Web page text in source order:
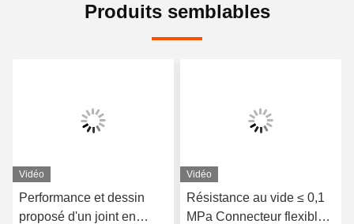
Produits semblables
Vidéo
Performance et dessin
proposé d'un joint en
Vidéo
Résistance au vide ≤ 0,1
MPa Connecteur flexible